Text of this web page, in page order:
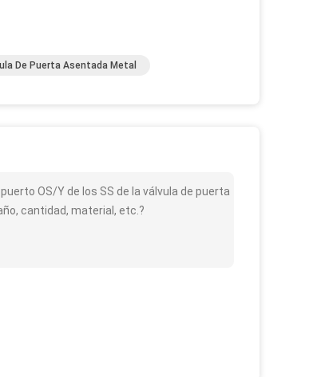
De Puerta Asentada Metal
OS/Y de los SS de la válvula de puerta
cantidad, material, etc.?